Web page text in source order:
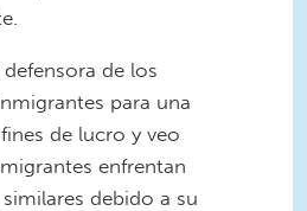
de los
para una
de lucro y veo
enfrentan
debido a su